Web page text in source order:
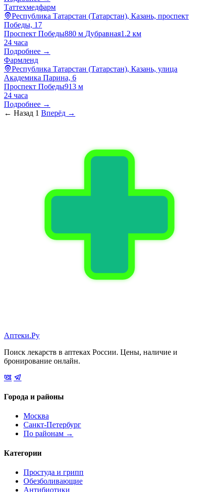
Таттехмедфарм
Республика Татарстан (Татарстан), Казань, проспект
Победы, 17
Проспект Победы880 м Дубравная1.2 км
24 часа
Подробнее →
Фармленд
Республика Татарстан (Татарстан), Казань, улица
Академика Парина, 6
Проспект Победы913 м
24 часа
Подробнее →
← Назад 1 Вперёд →
Аптеки.Ру
Поиск лекарств в аптеках России. Цены, наличие и
бронирование онлайн.
Города и районы
Москва
Санкт-Петербург
По районам →
Категории
Простуда и грипп
Обезболивающие
Антибиотики